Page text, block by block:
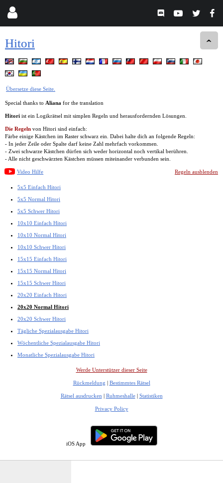
Hitori
Übersetze diese Seite.
Special thanks to Aliana for the translation
Hitori ist ein Logikrätsel mit simplen Regeln und herausfordernden Lösungen.
Die Regeln von Hitori sind einfach:
Färbe einige Kästchen im Raster schwarz ein. Dabei halte dich an folgende Regeln:
- In jeder Zeile oder Spalte darf keine Zahl mehrfach vorkommen.
- Zwei schwarze Kästchen dürfen sich weder horizontal noch vertikal berühren.
- Alle nicht geschwärzten Kästchen müssen miteinander verbunden sein.
Video Hilfe Regeln ausblenden
5x5 Einfach Hitori
5x5 Normal Hitori
5x5 Schwer Hitori
10x10 Einfach Hitori
10x10 Normal Hitori
10x10 Schwer Hitori
15x15 Einfach Hitori
15x15 Normal Hitori
15x15 Schwer Hitori
20x20 Einfach Hitori
20x20 Normal Hitori
20x20 Schwer Hitori
Tägliche Spezialausgabe Hitori
Wöchentliche Spezialausgabe Hitori
Monatliche Spezialausgabe Hitori
Werde Unterstützer dieser Seite
Rückmeldung | Bestimmtes Rätsel
Rätsel ausdrucken | Ruhmeshalle| Statistiken
Privacy Policy
iOS App